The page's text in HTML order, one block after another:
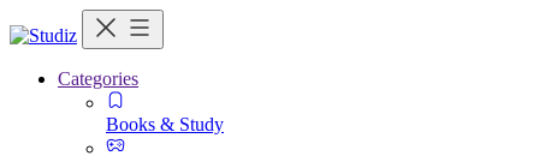
Categories
Books & Study